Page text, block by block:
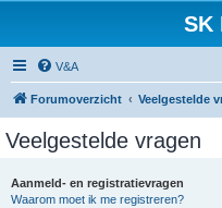
SK
V&A
Forumoverzicht Veelgestelde
Veelgestelde vragen
Aanmeld- en registratievragen
Waarom moet ik me registreren?